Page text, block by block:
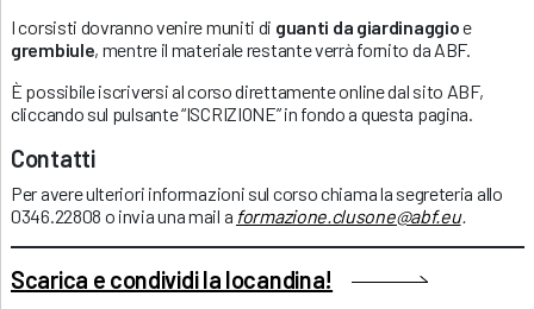
I corsisti dovranno venire muniti di guanti da giardinaggioe
grembiule, mentre il materiale restante verrà fornito da ABF.
È possibile iscriversi al corso direttamente online dal sito ABF,
cliccando sul pulsante “ISCRIZIONE” in fondo a questa pagina.
Contatti
Per avere ulteriori informazioni sul corso chiama la segreteria allo
0346.22808 o invia una mail a formazione.clusone@abf.eu.
Scarica e condividi la locandina!